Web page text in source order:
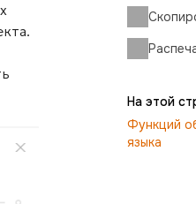
На этой
Функций
языка